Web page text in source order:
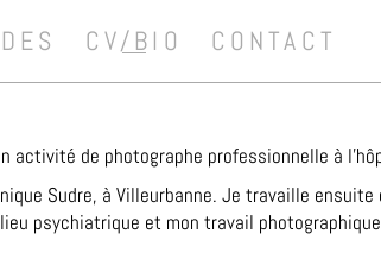
CV/BIO CONTACT
de photographe professionnelle à
Sudre, à Villeurbanne. Je travaille
psychiatrique et mon travail